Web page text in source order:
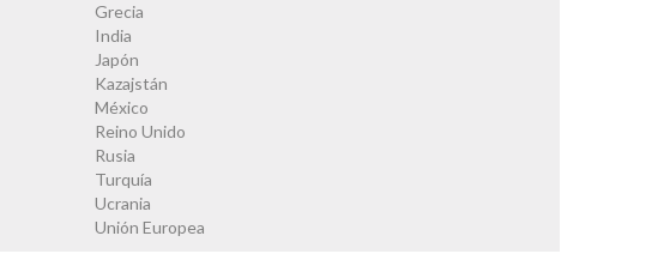
Grecia
India
Japón
Kazajstán
México
Reino Unido
Rusia
Turquía
Ucrania
Unión Europea